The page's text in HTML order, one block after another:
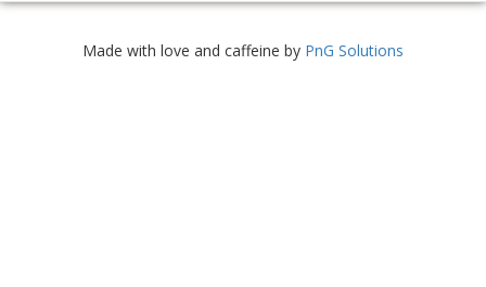
Made with love and caffeine by PnG Solutions